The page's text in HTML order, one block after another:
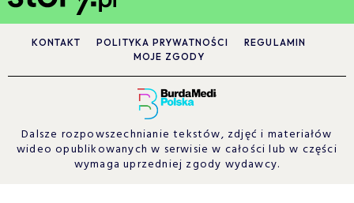
KONTAKT POLITYKA PRYWATNOŚCI
REGULAMIN
MOJE ZGODY
Dalsze rozpowszechnianie tekstów, zdjęć i materiałów
wideo opublikowanych w serwisie w całości lub w części
wymaga uprzedniej zgody wydawcy.